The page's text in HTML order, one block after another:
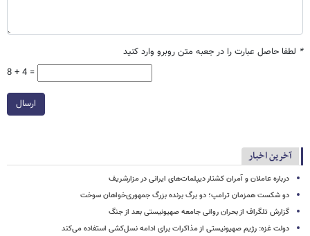
* لطفا حاصل عبارت را در جعبه متن روبرو وارد کنید
8 + 4 =
ارسال
آخرین اخبار
درباره عاملان و آمران کشتار دیپلمات‌های ایرانی در مزارشریف
دو شکست همزمان ترامپ؛ دو برگ برنده بزرگ جمهوری‌خواهان سوخت
گزارش تلگراف از بحران روانی جامعه صهیونیستی بعد از جنگ
دولت غزه: رژیم صهیونیستی از مذاکرات برای ادامه نسل‌کشی استفاده می‌کند